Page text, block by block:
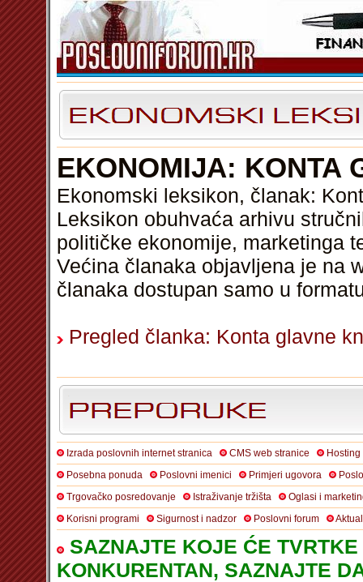
EKONOMIJA: KONTA
Ekonomski leksikon, članak:
Leksikon obuhvaća arhivu
političke ekonomije, marketinga
Većina članaka objavljena je na
članaka dostupan samo u
Pregled članka: Konta glavne
Izrada poslovnih internet stranica CMS web stranice
Posebna ponuda
Poslovni imenici Primjeri ugovora
Trgovačko posredovanje
Istraživanje tržišta
Oglasi i
Korisni programi
Sigurnost i nadzor Poslovni forum
SAZNAJTE KOJE ĆE
KONKURENTAN, SAZNAJTE